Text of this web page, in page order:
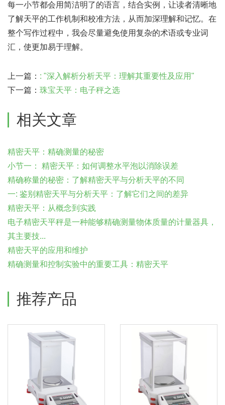
每一小节都会用简洁明了的语言，结合实例，让读者清晰地
了解天平的工作机制和校准方法，从而加深理解和记忆。在
整个写作过程中，我会尽量避免使用复杂的术语或专业词
汇，使更加易于理解。
上一篇： : "深入解析分析天平：理解其重要性及应用"
下一篇： 珠宝天平：电子秤之选
相关文章
精密天平：精确测量的秘密
小节一： 精密天平：如何调整水平泡以消除误差
精确称量的秘密：了解精密天平与分析天平的不同
一: 鉴别精密天平与分析天平：了解它们之间的差异
精密天平：从概念到实践
电子精密天平秤是一种能够精确测量物体质量的计量器具，
其主要技...
精密天平的应用和维护
精确测量和控制实验中的重要工具：精密天平
推荐产品